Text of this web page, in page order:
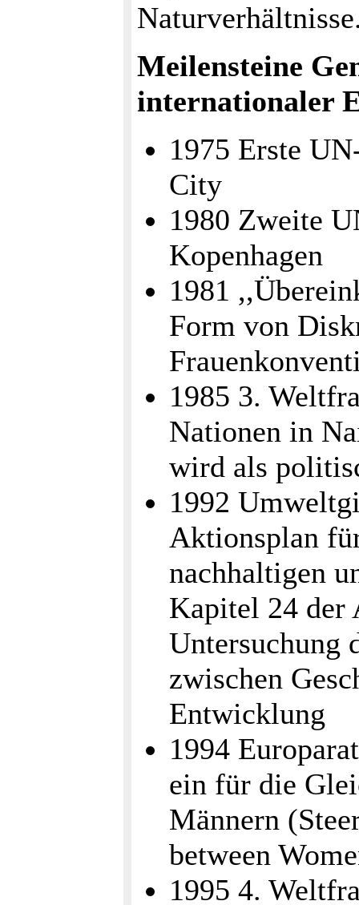
Meilensteine
internationaler
1975 Erste
City
1980 Zweite
Kopenhagen
1981
Form von
1985 3.
Nationen in
wird als
1992
Aktionsplan
nachhaltigen
Kapitel 24 der
Untersuchung
zwischen
Entwicklung
1994
ein für die
Männern
between
1995 4.